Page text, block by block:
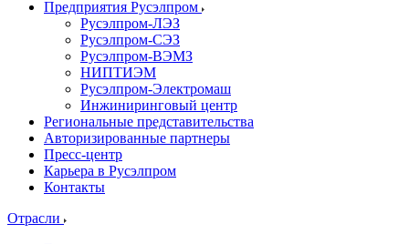
Предприятия Русэлпром
Русэлпром-ЛЭЗ
Русэлпром-СЭЗ
Русэлпром-ВЭМЗ
НИПТИЭМ
Русэлпром-Электромаш
Инжиниринговый центр
Региональные представительства
Авторизированные партнеры
Пресс-центр
Карьера в Русэлпром
Контакты
Отрасли